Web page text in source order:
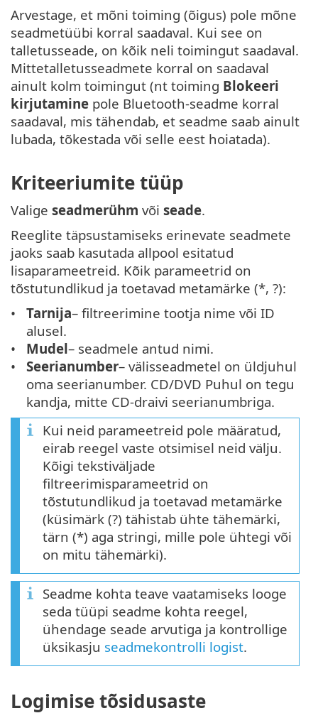
Arvestage, et mõni toiming (õigus) pole mõne
seadmetüübi korral saadaval. Kui see on
talletusseade, on kõik neli toimingut saadaval.
Mittetalletusseadmete korral on saadaval
ainult kolm toimingut (nt toiming Blokeeri
kirjutamine pole Bluetooth-seadme korral
saadaval, mis tähendab, et seadme saab ainult
lubada, tõkestada või selle eest hoiatada).
Kriteeriumite tüüp
Valige seadmerühm või seade.
Reeglite täpsustamiseks erinevate seadmete
jaoks saab kasutada allpool esitatud
lisaparameetreid. Kõik parameetrid on
tõstutundlikud ja toetavad metamärke (*, ?):
Tarnija– filtreerimine tootja nime või ID
alusel.
Mudel– seadmele antud nimi.
Seerianumber– välisseadmetel on üldjuhul
oma seerianumber. CD/DVD Puhul on tegu
kandja, mitte CD-draivi seerianumbriga.
Kui neid parameetreid pole määratud,
eirab reegel vaste otsimisel neid välju.
Kõigi tekstiväljade
filtreerimisparameetrid on
tõstutundlikud ja toetavad metamärke
(küsimärk (?) tähistab ühte tähemärki,
tärn (*) aga stringi, mille pole ühtegi või
on mitu tähemärki).
Seadme kohta teave vaatamiseks looge
seda tüüpi seadme kohta reegel,
ühendage seade arvutiga ja kontrollige
üksikasju seadmekontrolli logist.
Logimise tõsidusaste